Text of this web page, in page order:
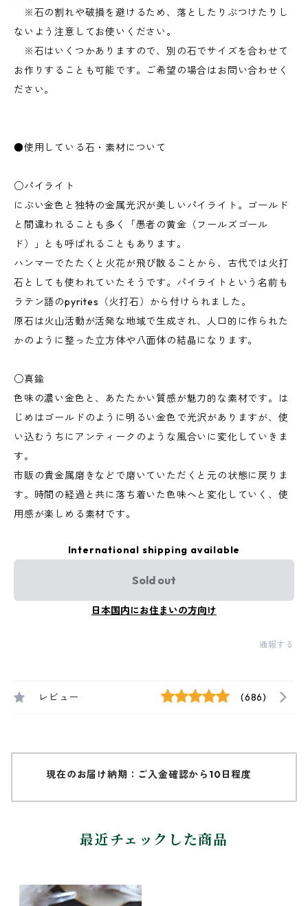
※石の割れや破損を避けるため、落としたりぶつけたりし
ないよう注意してお使いください。
※石はいくつかありますので、別の石でサイズを合わせて
お作りすることも可能です。ご希望の場合はお問い合わせく
ださい。
●使用している石・素材について
○パイライト
にぶい金色と独特の金属光沢が美しいパイライト。ゴールド
と間違われることも多く「愚者の黄金（フールズゴール
ド）」とも呼ばれることもあります。
ハンマーでたたくと火花が飛び散ることから、古代では火打
石としても使われていたそうです。パイライトという名前も
ラテン語のpyrites（火打石）から付けられました。
原石は火山活動が活発な地域で生成され、人口的に作られた
かのように整った立方体や八面体の結晶になります。
○真鍮
色味の濃い金色と、あたたかい質感が魅力的な素材です。は
じめはゴールドのように明るい金色で光沢がありますが、使
い込むうちにアンティークのような風合いに変化していきま
す。
市販の貴金属磨きなどで磨いていただくと元の状態に戻りま
す。時間の経過と共に落ち着いた色味へと変化していく、使
用感が楽しめる素材です。
International shipping available
Sold out
日本国内にお住まいの方向け
通報する
レビュー (686)
現在のお届け納期：ご入金確認から10日程度
最近チェックした商品